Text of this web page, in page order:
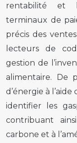
rentabilité et
terminaux de
précis des
lecteurs de
gestion de
alimentaire. De
d’énergie à
identifier les
contribuant
carbone et à